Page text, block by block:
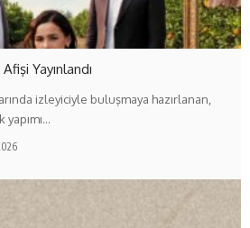
Yayınlandı
izleyiciyle buluşmaya hazırlanan,
yapımı…